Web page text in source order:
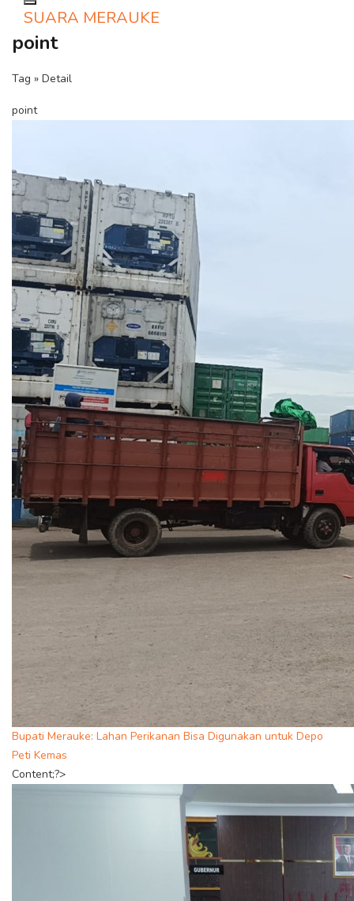
Toggle navigation
SUARA MERAUKE
point
Tag » Detail
point
Bupati Merauke: Lahan Perikanan Bisa Digunakan untuk Depo
Peti Kemas
Content;?>